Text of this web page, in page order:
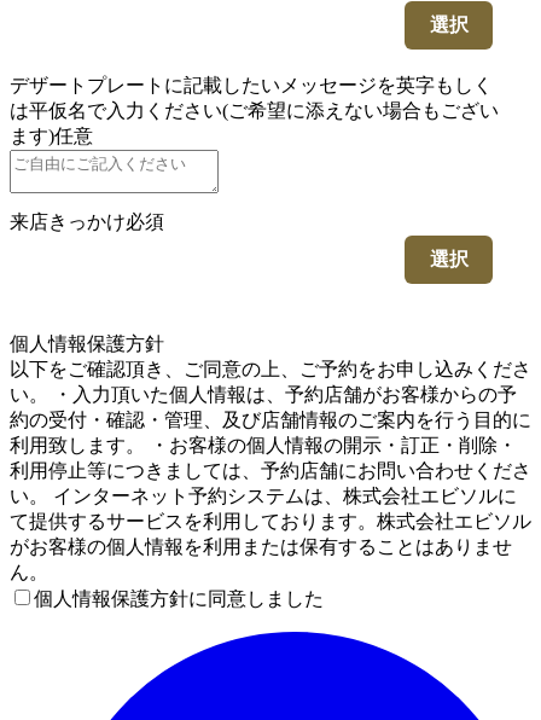
選択
デザートプレートに記載したいメッセージを英字もしく
は平仮名で入力ください(ご希望に添えない場合もござい
ます)任意
来店きっかけ必須
選択
個人情報保護方針
以下をご確認頂き、ご同意の上、ご予約をお申し込みくださ
い。 ・入力頂いた個人情報は、予約店舗がお客様からの予
約の受付・確認・管理、及び店舗情報のご案内を行う目的に
利用致します。 ・お客様の個人情報の開示・訂正・削除・
利用停止等につきましては、予約店舗にお問い合わせくださ
い。 インターネット予約システムは、株式会社エビソルに
て提供するサービスを利用しております。株式会社エビソル
がお客様の個人情報を利用または保有することはありませ
ん。
個人情報保護方針に同意しました